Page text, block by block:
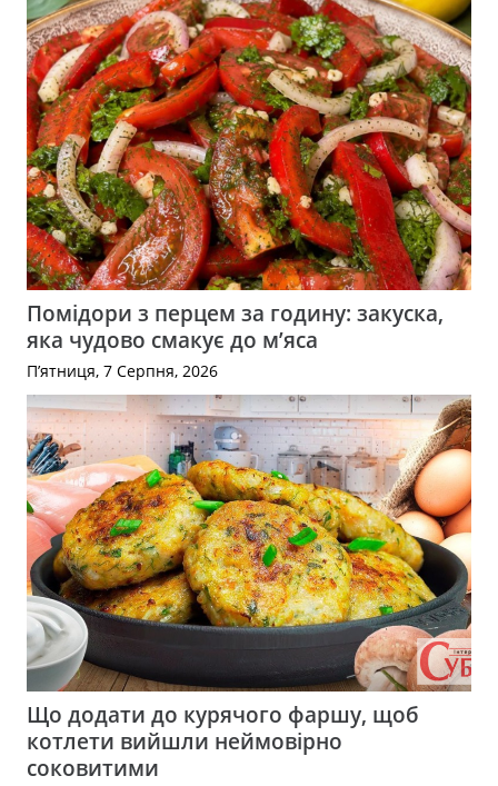
Помідори з перцем за годину: закуска,
яка чудово смакує до м’яса
П’ятниця, 7 Серпня, 2026
Що додати до курячого фаршу, щоб
котлети вийшли неймовірно
соковитими